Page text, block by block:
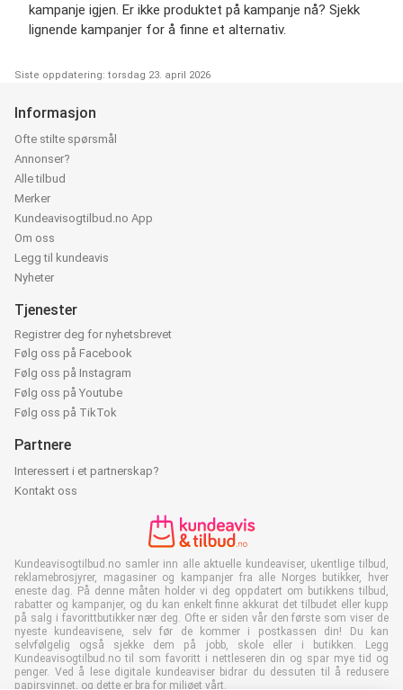
kampanje igjen. Er ikke produktet på kampanje nå? Sjekk
lignende kampanjer for å finne et alternativ.
Siste oppdatering: torsdag 23. april 2026
Informasjon
Ofte stilte spørsmål
Annonser?
Alle tilbud
Merker
Kundeavisogtilbud.no App
Om oss
Legg til kundeavis
Nyheter
Tjenester
Registrer deg for nyhetsbrevet
Følg oss på Facebook
Følg oss på Instagram
Følg oss på Youtube
Følg oss på TikTok
Partnere
Interessert i et partnerskap?
Kontakt oss
Kundeavisogtilbud.no samler inn alle aktuelle kundeaviser, ukentlige tilbud,
reklamebrosjyrer, magasiner og kampanjer fra alle Norges butikker, hver
eneste dag. På denne måten holder vi deg oppdatert om butikkens tilbud,
rabatter og kampanjer, og du kan enkelt finne akkurat det tilbudet eller kupp
på salg i favorittbutikker nær deg. Ofte er siden vår den første som viser de
nyeste kundeavisene, selv før de kommer i postkassen din! Du kan
selvfølgelig også sjekke dem på jobb, skole eller i butikken. Legg
Kundeavisogtilbud.no til som favoritt i nettleseren din og spar mye tid og
penger. Ved å lese digitale kundeaviser bidrar du dessuten til å redusere
papirsvinnet, og dette er bra for miljøet vårt.